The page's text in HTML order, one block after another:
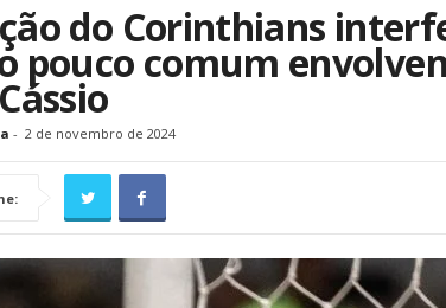
do Corinthians
pouco comum
- 2 de novembro de 2024